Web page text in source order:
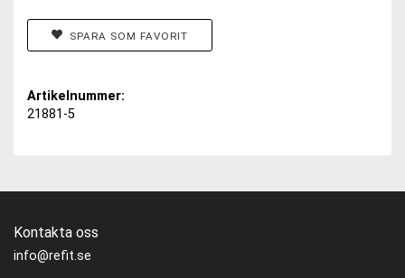
SPARA SOM FAVORIT
Artikelnummer:
21881-5
Kontakta oss
info@refit.se